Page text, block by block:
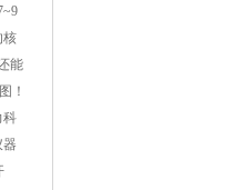
术
核
能
！
科
大